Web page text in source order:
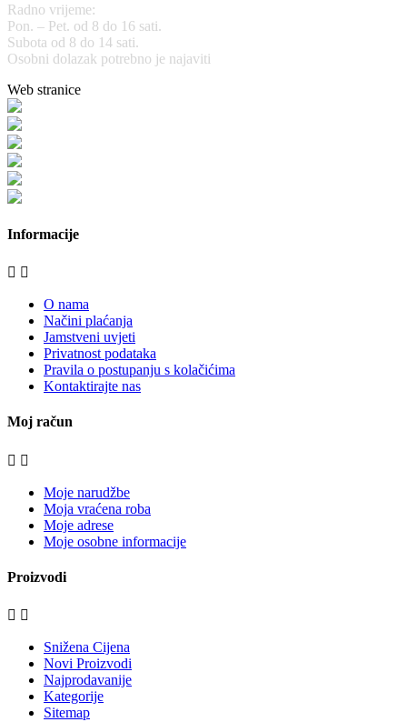
Radno vrijeme:
Pon. – Pet. od 8 do 16 sati.
Subota od 8 do 14 sati.
Osobni dolazak potrebno je najaviti
Web stranice
Informacije
 
O nama
Načini plaćanja
Jamstveni uvjeti
Privatnost podataka
Pravila o postupanju s kolačićima
Kontaktirajte nas
Moj račun
 
Moje narudžbe
Moja vraćena roba
Moje adrese
Moje osobne informacije
Proizvodi
 
Snižena Cijena
Novi Proizvodi
Najprodavanije
Kategorije
Sitemap